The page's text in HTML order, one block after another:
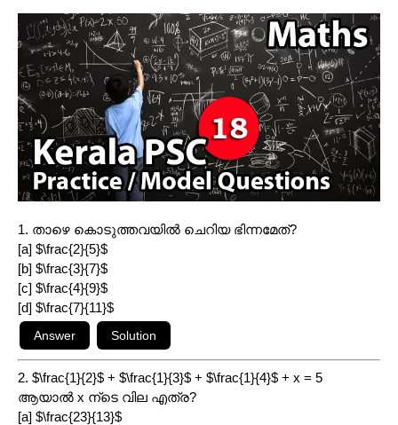
1. താഴെ കൊടുത്തവയിൽ ചെറിയ ഭിന്നമേത്?
[a] $\frac{2}{5}$
[b] $\frac{3}{7}$
[c] $\frac{4}{9}$
[d] $\frac{7}{11}$
2. $\frac{1}{2}$ + $\frac{1}{3}$ + $\frac{1}{4}$ + x = 5
ആയാൽ x ന്ടെ വില എത്ര?
[a] $\frac{23}{13}$